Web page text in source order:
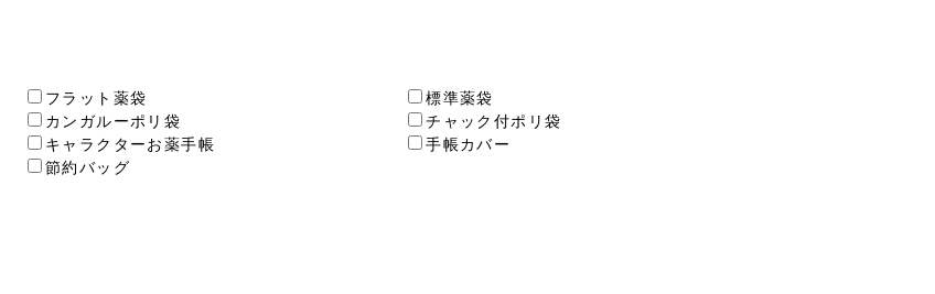
供するために業務の一部を外部に委託しており、業務委託先に対してお客様の個人情報を預ける
扱っていると認められる委託先を選定し、契約等において個人情報の適正管理・機密保持などに
決め、適切な管理を実施させます。
意です。ただし、個人情報を提出されない場合には、弊社からの返信やサービスを実施ができな
。
示、内容の訂正、追加又は削除、利用の停止、消去及び第三者への提供の停止を要求する権利が
絡いただくか
フラット薬袋
標準薬袋
カンガルーポリ袋
チャック付ポリ袋
キャラクターお薬手帳
手帳カバー
節約バッグ